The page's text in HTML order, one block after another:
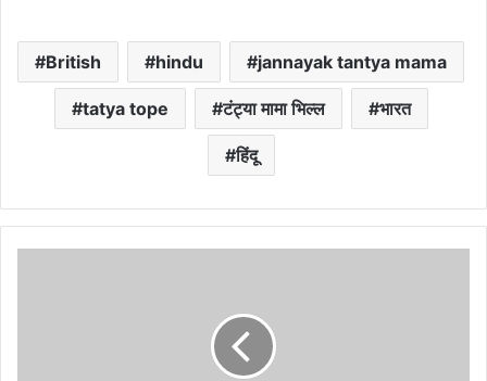
British hindu jannayak tantya mama
tatya tope टंट्या मामा भिल्ल भारत
हिंदू